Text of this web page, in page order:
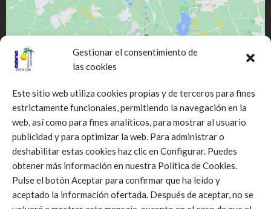
Gestionar el consentimiento de
las cookies
Este sitio web utiliza cookies propias y de terceros para fines
estrictamente funcionales, permitiendo la navegación en la
web, así como para fines analíticos, para mostrar al usuario
publicidad y para optimizar la web. Para administrar o
deshabilitar estas cookies haz clic en Configurar. Puedes
obtener más información en nuestra Política de Cookies.
Pulse el botón Aceptar para confirmar que ha leído y
aceptado la información ofertada. Después de aceptar, no se
Click to accept márketing cookies and
enable this content